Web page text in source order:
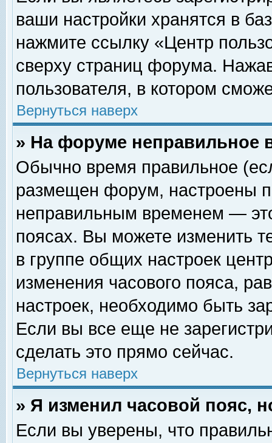
ваши настройки хранятся в
нажмите ссылку «Центр
сверху страниц форума.
пользователя, в котором
Вернуться наверх
» На форуме неправильное
Обычно время правильное
размещен форум, настроены
неправильным временем —
поясах. Вы можете изменить
в группе общих настроек
изменения часового пояса,
настроек, необходимо быть
Если вы все еще не
сделать это прямо сейчас.
Вернуться наверх
» Я изменил часовой пояс,
Если вы уверены, что